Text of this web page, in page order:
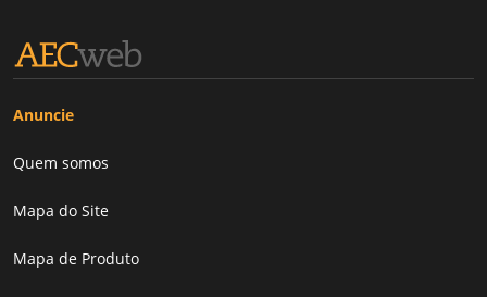
Anuncie
Quem somos
Mapa do Site
Mapa de Produto